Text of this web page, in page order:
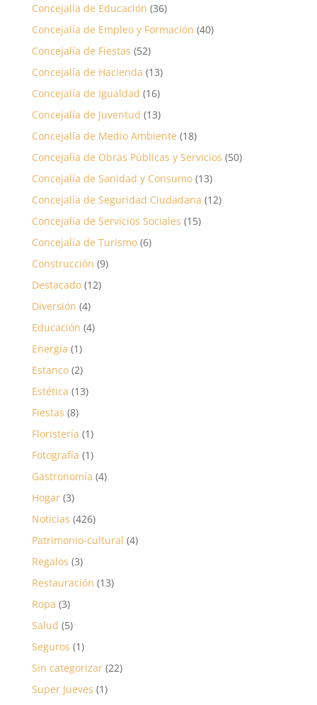
Concejalía de Educación (36)
Concejalía de Empleo y Formación (40)
Concejalía de Fiestas (52)
Concejalía de Hacienda (13)
Concejalía de Igualdad (16)
Concejalía de Juventud (13)
Concejalía de Medio Ambiente (18)
Concejalía de Obras Públicas y Servicios (50)
Concejalía de Sanidad y Consumo(13)
Concejalía de Seguridad Ciudadana (12)
Concejalía de Servicios Sociales (15)
Concejalía de Turismo(6)
Construcción (9)
Destacado(12)
Diversión (4)
Educación (4)
Energía (1)
Estanco(2)
Estética (13)
Fiestas (8)
Floristería (1)
Fotografía (1)
Gastronomía (4)
Hogar(3)
Noticias (426)
Patrimonio-cultural (4)
Regalos (3)
Restauración (13)
Ropa (3)
Salud (5)
Seguros (1)
Sin categorizar(22)
Super Jueves (1)